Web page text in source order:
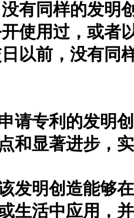
有同样的发明
使用过，或者
以前，没有同
专利的发明创
和显著进步，
明创造能够在
生活中应用，